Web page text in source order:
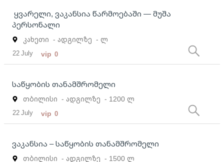
ყვარელი, ვაკანსია წარმოებაში — მუშა
პერსონალი
კახეთი - ადგილზე - ლ
22 July vip 0
საწყობის თანამშრომელი
თბილისი - ადგილზე - 1200 ლ
22 July vip 0
ვაკანსია – საწყობის თანამშრომელი
თბილისი - ადგილზე - 1500 ლ